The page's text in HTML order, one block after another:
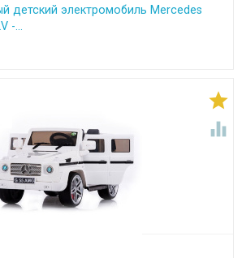
детский электромобиль Mercedes
-...

